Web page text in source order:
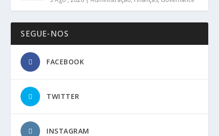
SEGUE-NOS
FACEBOOK
TWITTER
INSTAGRAM